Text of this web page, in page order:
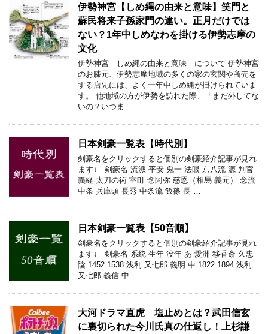
伊勢神宮【しめ縄の由来と意味】笑門と
蘇民将来子孫家門の違い。正月だけでは
ない？1年中しめなわを掛ける伊勢志摩の
文化
伊勢神宮 しめ縄の由来と意味 について 伊勢神宮
のお膝元、伊勢志摩地域の多くの家の玄関や商売を
する店先には、よく一年中しめ縄が掛けられていま
す。 他地域の方が伊勢を訪れた際、「まだ外してな
いの？いつま …
日本剣豪一覧表【時代別】
剣豪名をクリックすると個別の剣豪紹介記事が見れ
ます↓ 剣豪名 流派 平安 鬼一 法眼 京八流 源 判官
義経 太刀の術 室町 念阿弥 慈恩（相馬 義元） 念流
中条 兵庫頭 長秀 中条流 飯篠 長 …
日本剣豪一覧表【50音順】
剣豪名をクリックすると個別の剣豪紹介記事が見れ
ます↓ 剣豪名 系統 生年 没年 あ 愛洲 移香斎 久忠
陰 1452 1538 浅利 又七郎 義明 中 1822 1894 浅利
又七郎 義信 中 …
大河ドラマ直虎 塩止めとは？武田信玄
に裏切られた今川氏真の仕返し！上杉謙